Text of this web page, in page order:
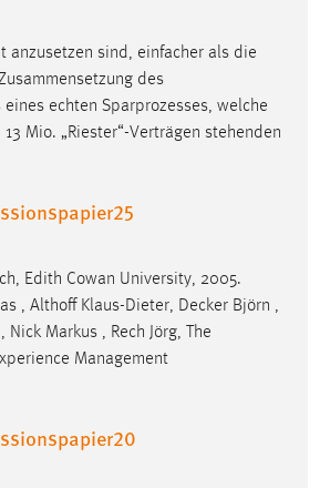
anzusetzen sind, einfacher als die
des
eines echten Sparprozesses, welche
Mio. „Riester“-Verträgen stehenden
Edith Cowan University, 2005.
, Althoff Klaus-Dieter, Decker Björn ,
Nick Markus , Rech Jörg, The
Management